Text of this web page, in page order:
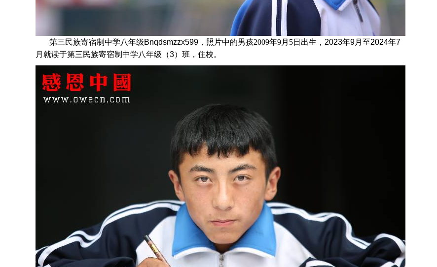
第三民族寄宿制中学八年级Bnqdsmzzx599，照片中的男孩2009年9月5日 出生， 2023年9月至2024年7
月就读于第三民族寄宿制中学八年级 （3）班 ，住校。